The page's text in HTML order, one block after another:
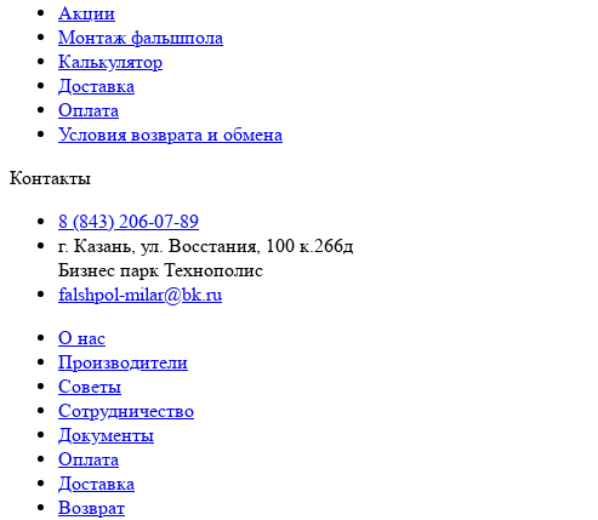
Акции
Монтаж фальшпола
Калькулятор
Доставка
Оплата
Условия возврата и обмена
Контакты
8 (843) 206-07-89
г. Казань, ул. Восстания, 100 к.266д
Бизнес парк Технополис
falshpol-milar@bk.ru
О нас
Производители
Советы
Сотрудничество
Документы
Оплата
Доставка
Возврат